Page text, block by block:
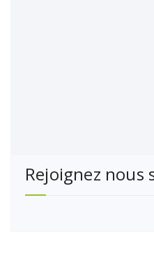
Rejoignez nous